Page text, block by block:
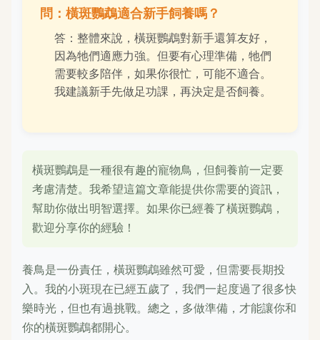
問：橫斑鸚鵡適合新手飼養嗎？
答：整體來說，橫斑鸚鵡對新手還算友好，
因為牠們適應力強。但要有心理準備，牠們
需要較多陪伴，如果你很忙，可能不適合。
我建議新手先做足功課，再決定是否飼養。
橫斑鸚鵡是一種很有趣的寵物鳥，但飼養前一定要
考慮清楚。我希望這篇文章能提供你需要的資訊，
幫助你做出明智選擇。如果你已經養了橫斑鸚鵡，
歡迎分享你的經驗！
養鳥是一份責任，橫斑鸚鵡雖然可愛，但需要長期投
入。我的小斑現在已經五歲了，我們一起度過了很多快
樂時光，但也有過挑戰。總之，多做準備，才能讓你和
你的橫斑鸚鵡都開心。